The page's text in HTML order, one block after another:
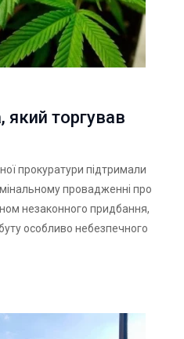
який торгував
прокуратури підтримали
провадженні про
незаконного придбання,
особливо небезпечного